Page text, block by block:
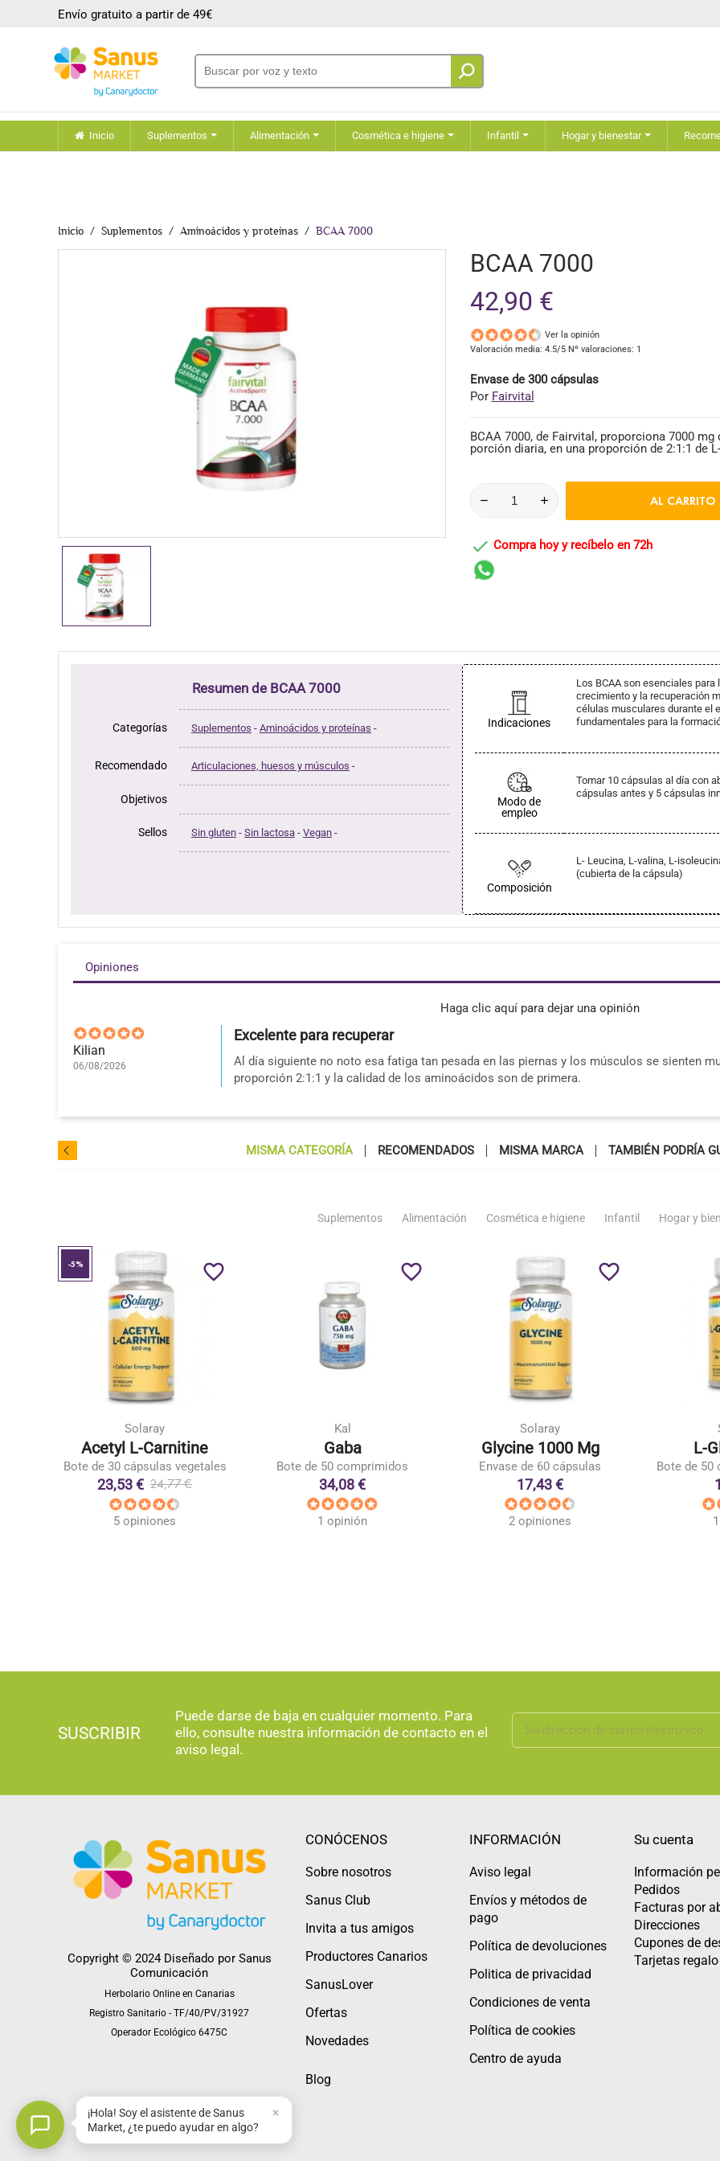
Envío gratuito a partir de 49€
Inicio Suplementos Alimentación Cosmética e higiene Infantil Hogar y bienestar
Inicio Suplementos Aminoácidos y proteínas BCAA 7000
BCAA 7000
42,90 €
Ver la opinión
Valoración media: 4.5/5 Nº valoraciones: 1
Envase de 300 cápsulas
Por Fairvital
BCAA 7000, de Fairvital, proporciona 7000
porción diaria, en una proporción de 2:1:1 de
AL CARRITO
 Compra hoy y recíbelo en 72h
Resumen de BCAA 7000
Categorías Suplementos - Aminoácidos y proteínas -
Recomendado Articulaciones, huesos y músculos -
Objetivos
Sellos Sin gluten - Sin lactosa - Vegan -
Indicaciones
Los BCAA son esenciales
crecimiento y la recuperación
células musculares durante el
fundamentales para la
Modo de
empleo
Tomar 10 cápsulas al día con
cápsulas antes y 5 cápsulas
Composición
L- Leucina, L-valina, L-
(cubierta de la cápsula)
Opiniones
Haga clic aquí para dejar una opinión
Kilian
06/08/2026
Excelente para recuperar
Al día siguiente no noto esa fatiga tan pesada en las piernas y los músculos se sienten
proporción 2:1:1 y la calidad de los aminoácidos son de primera.
MISMA CATEGORÍA RECOMENDADOS MISMA MARCA TAMBIÉN PODRÍA
Suplementos Alimentación Cosmética e higiene Infantil Hogar y
-5%
Solaray
Acetyl L-Carnitine
Bote de 30 cápsulas vegetales
23,53 € 24,77 €
5 opiniones
favorite_border
Kal
Gaba
Bote de 50 comprimidos
34,08 €
1 opinión
favorite_border
Solaray
Glycine 1000 Mg
Envase de 60 cápsulas
17,43 €
2 opiniones
favorite_border
L-
Bote de 50
SUSCRIBIR
Puede darse de baja en cualquier momento. Para
ello, consulte nuestra información de contacto en el
aviso legal.
Copyright © 2024 Diseñado por Sanus
Comunicación
Herbolario Online en Canarias
Registro Sanitario - TF/40/PV/31927
Operador Ecológico 6475C
CONÓCENOS
Sobre nosotros
Sanus Club
Invita a tus amigos
Productores Canarios
SanusLover
Ofertas
Novedades
Blog
INFORMACIÓN
Aviso legal
Envíos y métodos de
pago
Política de devoluciones
Politica de privacidad
Condiciones de venta
Política de cookies
Centro de ayuda
Su cuenta
Información
Pedidos
Facturas por
Direcciones
Cupones de
Tarjetas regalo
¡Hola! Soy el asistente de Sanus
Market, ¿te puedo ayudar en algo?